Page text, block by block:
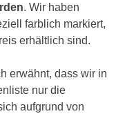
. Wir haben
farblich markiert,
erhältlich sind.
erwähnt, dass wir in
nur die
aufgrund von